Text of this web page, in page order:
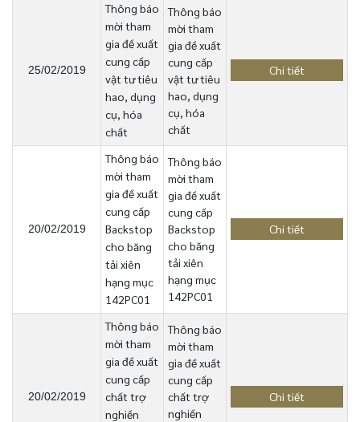
25/02/2019
Thông báo
mời tham
gia đề xuất
cung cấp
vật tư tiêu
hao, dụng
cụ, hóa
chất
Thông báo
mời tham
gia đề xuất
cung cấp
vật tư tiêu
hao, dụng
cụ, hóa
chất
Chi tiết
20/02/2019
Thông báo
mời tham
gia đề xuất
cung cấp
Backstop
cho băng
tải xiên
hạng mục
142PC01
Thông báo
mời tham
gia đề xuất
cung cấp
Backstop
cho băng
tải xiên
hạng mục
142PC01
Chi tiết
20/02/2019
Thông báo
mời tham
gia đề xuất
cung cấp
chất trợ
nghiền
Thông báo
mời tham
gia đề xuất
cung cấp
chất trợ
nghiền
Chi tiết